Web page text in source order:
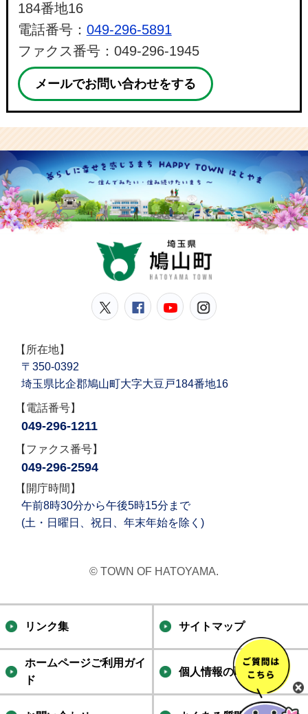
184番地16
電話番号： 049-296-5891
ファクス番号：049-296-1945
メールでお問い合わせをする
鳩山町公式Twitter
鳩山町公式Facebook
鳩山町公式
【所在地】
〒350-0392
埼玉県比企郡鳩山町大字大豆戸184番地16
【電話番号】
049-296-1211
【ファクス番号】
049-296-2594
【開庁時間】
午前8時30分から午後5時15分まで
(土・日曜日、祝日、年末年始を除く)
© TOWN OF HATOYAMA.
リンク集 サイトマップ
ホームページご利用ガイ
ド
個人情報の取り扱い